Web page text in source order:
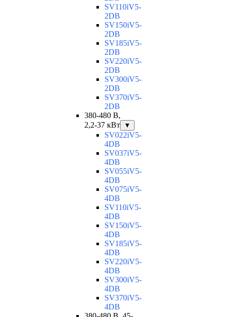
SV110iV5-
2DB
SV150iV5-
2DB
SV185iV5-
2DB
SV220iV5-
2DB
SV300iV5-
2DB
SV370iV5-
2DB
380-480 В,
2,2-37 кВт
▼
SV022iV5-
4DB
SV037iV5-
4DB
SV055iV5-
4DB
SV075iV5-
4DB
SV110iV5-
4DB
SV150iV5-
4DB
SV185iV5-
4DB
SV220iV5-
4DB
SV300iV5-
4DB
SV370iV5-
4DB